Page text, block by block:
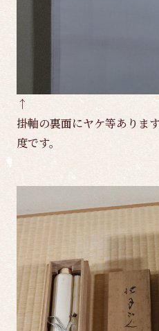
↑
掛軸の裏面にヤケ等ありま
度です。